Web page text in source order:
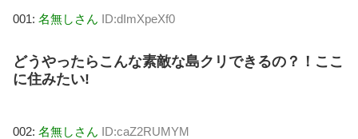
001: 名無しさん ID:dImXpeXf0
どうやったらこんな素敵な島クリできるの？！ここ
に住みたい!
002: 名無しさん ID:caZ2RUMYM